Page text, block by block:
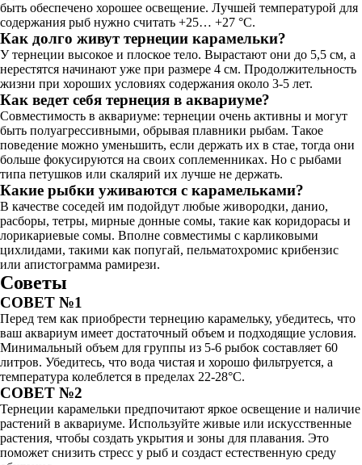
быть обеспечено хорошее освещение. Лучшей температурой для
содержания рыб нужно считать +25… +27 °C.
Как долго живут тернеции карамельки?
У тернеции высокое и плоское тело. Вырастают они до 5,5 см, а
нерестятся начинают уже при размере 4 см. Продолжительность
жизни при хороших условиях содержания около 3-5 лет.
Как ведет себя тернеция в аквариуме?
Совместимость в аквариуме: тернеции очень активны и могут
быть полуагрессивными, обрывая плавники рыбам. Такое
поведение можно уменьшить, если держать их в стае, тогда они
больше фокусируются на своих соплеменниках. Но с рыбами
типа петушков или скалярий их лучше не держать.
Какие рыбки уживаются с карамельками?
В качестве соседей им подойдут любые живородки, данио,
расборы, тетры, мирные донные сомы, такие как коридорасы и
лорикариевые сомы. Вполне совместимы с карликовыми
цихлидами, такими как попугай, пельматохромис крибензис
или апистограмма рамирези.
Советы
СОВЕТ №1
Перед тем как приобрести тернецию карамельку, убедитесь, что
ваш аквариум имеет достаточный объем и подходящие условия.
Минимальный объем для группы из 5-6 рыбок составляет 60
литров. Убедитесь, что вода чистая и хорошо фильтруется, а
температура колеблется в пределах 22-28°C.
СОВЕТ №2
Тернеции карамельки предпочитают яркое освещение и наличие
растений в аквариуме. Используйте живые или искусственные
растения, чтобы создать укрытия и зоны для плавания. Это
поможет снизить стресс у рыб и создаст естественную среду